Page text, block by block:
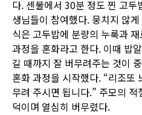
다. 센불에서 30분 정도 찐 고두
생님들이 참여했다. 뭉치지 않
식은 고두밥에 분량의 누룩과
과정을 혼화라고 한다. 이때 밥
길 때까지 잘 버무려주는 것이
혼화 과정을 시작했다. “리조또
무려 주시면 됩니다.” 주모의
덕이며 열심히 버무렸다.